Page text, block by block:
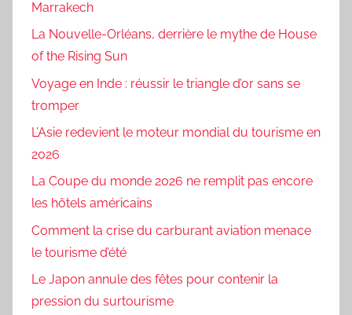
Marrakech
La Nouvelle-Orléans, derrière le mythe de House
of the Rising Sun
Voyage en Inde : réussir le triangle d’or sans se
tromper
L’Asie redevient le moteur mondial du tourisme en
2026
La Coupe du monde 2026 ne remplit pas encore
les hôtels américains
Comment la crise du carburant aviation menace
le tourisme d’été
Le Japon annule des fêtes pour contenir la
pression du surtourisme